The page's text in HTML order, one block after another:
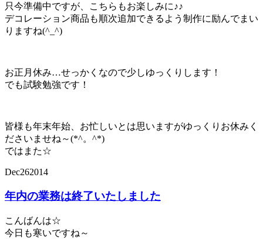
只今準備中ですが、こちらもお楽しみに♪♪
デコレーション商品も順次追加できるよう制作に励んでまい
りますね(^_^)
お正月休み…せっかくなので少しゆっくりします！
でも試験勉強です！
皆様も年末年始、お忙しいとは思いますがゆっくりお休みく
ださいませね～(*^。^*)
ではまた☆
Dec262014
年内の業務は終了いたしました
こんばんは☆
今日も寒いですね～